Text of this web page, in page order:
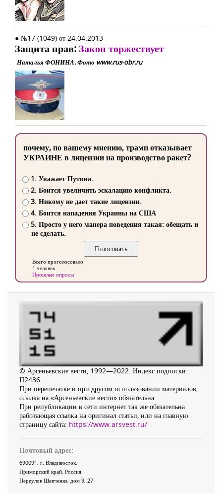
● №17 (1049) от 24.04.2013
Защита прав: Закон торжествует
Наталья ФОНИНА. Фото www.rus-obr.ru
почему, по вашему мнению, трамп отказывает
УКРАИНЕ в лицензии на производство ракет?
1. Уважает Путина.
2. Боится увеличить эскалацию конфликта.
3. Никому не дает такие лицензии.
4. Боится нападения Украины на США
5. Просто у него манера поведения такая: обещать и
не сделать.
Всего проголосовало
1 человек
Прошлые опросы
© Арсеньевские вести, 1992—2022. Индекс подписки:
П2436
При перепечатке и при другом использовании материалов,
ссылка на «Арсеньевские вести» обязательна.
При републикации в сети интернет так же обязательна
работающая ссылка на оригинал статьи, или на главную
страницу сайта: https://www.arsvest.ru/
Почтовый адрес:
690091, г. Владивосток,
Приморский край, Россия
Переулок Шевченко, дом 9, 27